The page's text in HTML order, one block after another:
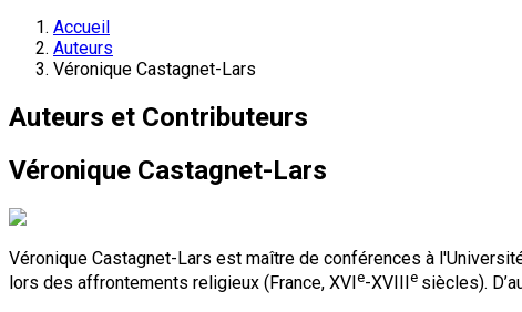
Accueil
Auteurs
Véronique Castagnet-Lars
Auteurs et Contributeurs
Véronique Castagnet-Lars
Véronique Castagnet-Lars est maître de conférences à
lors des affrontements religieux (France, XVIe-XVIIIe siècles).